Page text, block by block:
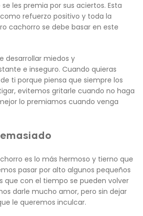
les premia por sus aciertos. Esta
refuerzo positivo y toda la
cachorro se debe basar en este
desarrollar miedos y
e inseguro. Cuando quieras
ti porque piensa que siempre los
evitemos gritarle cuando no haga
lo premiamos cuando venga
es lo más hermoso y tierno que
pasar por alto algunos pequeños
que con el tiempo se pueden volver
darle mucho amor, pero sin dejar
le queremos inculcar.